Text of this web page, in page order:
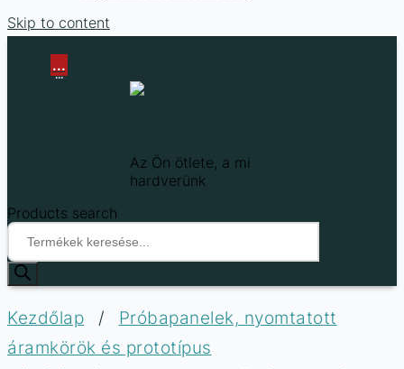
Skip to content
Az Ön ötlete, a mi
hardverünk
Products search
...
...
Kezdőlap /
Próbapanelek, nyomtatott
áramkörök és prototípus